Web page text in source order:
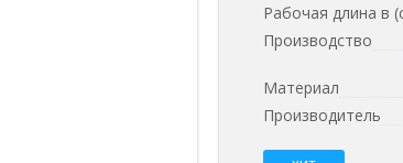
Рабочая длина в
Производство
Материал
Производитель